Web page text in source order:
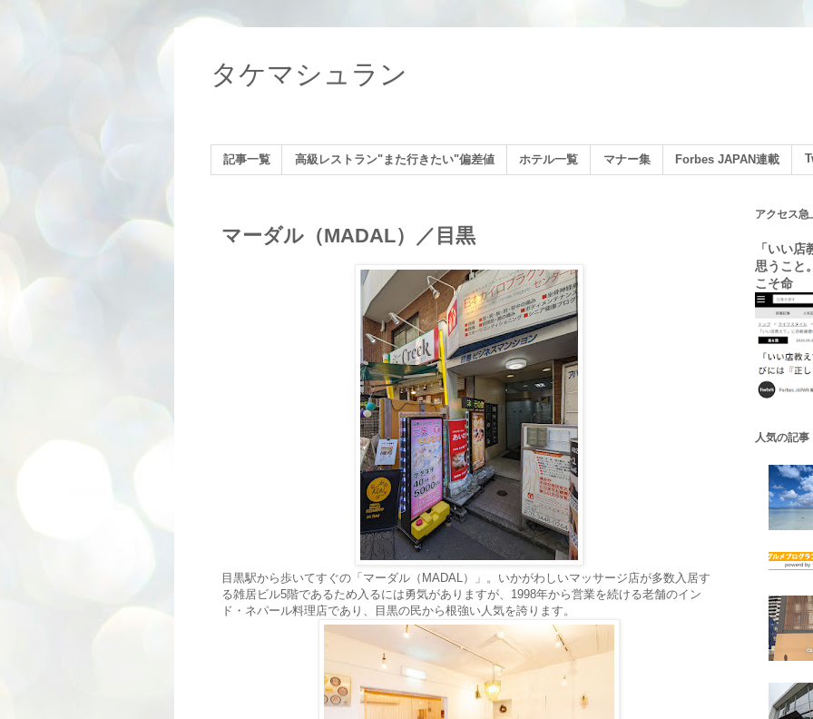
タケマシュラン
記事一覧 高級レストラン"また行きたい"偏差値 ホテル一覧 マナー集 Forbes JAPAN連載
マーダル（MADAL）／目黒
目黒駅から歩いてすぐの「マーダル（MADAL）」。いかがわしいマッサージ店が多数入居す
る雑居ビル5階であるため入るには勇気がありますが、1998年から営業を続ける老舗のイン
ド・ネパール料理店であり、目黒の民から根強い人気を誇ります。
アクセス急
「いい
思うこと
こそ命
人気の記事